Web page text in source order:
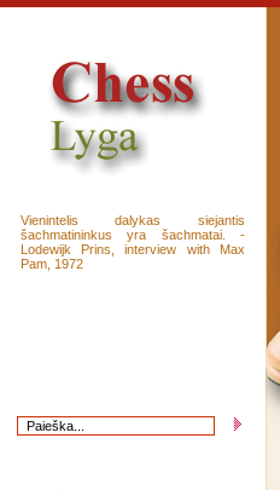
Vienintelis dalykas siejantis
šachmatininkus yra šachmatai. -
Lodewijk Prins, interview with Max
Pam, 1972